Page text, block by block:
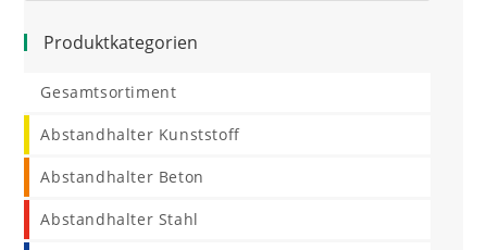
Produktkategorien
Gesamtsortiment
Abstandhalter Kunststoff
Abstandhalter Beton
Abstandhalter Stahl